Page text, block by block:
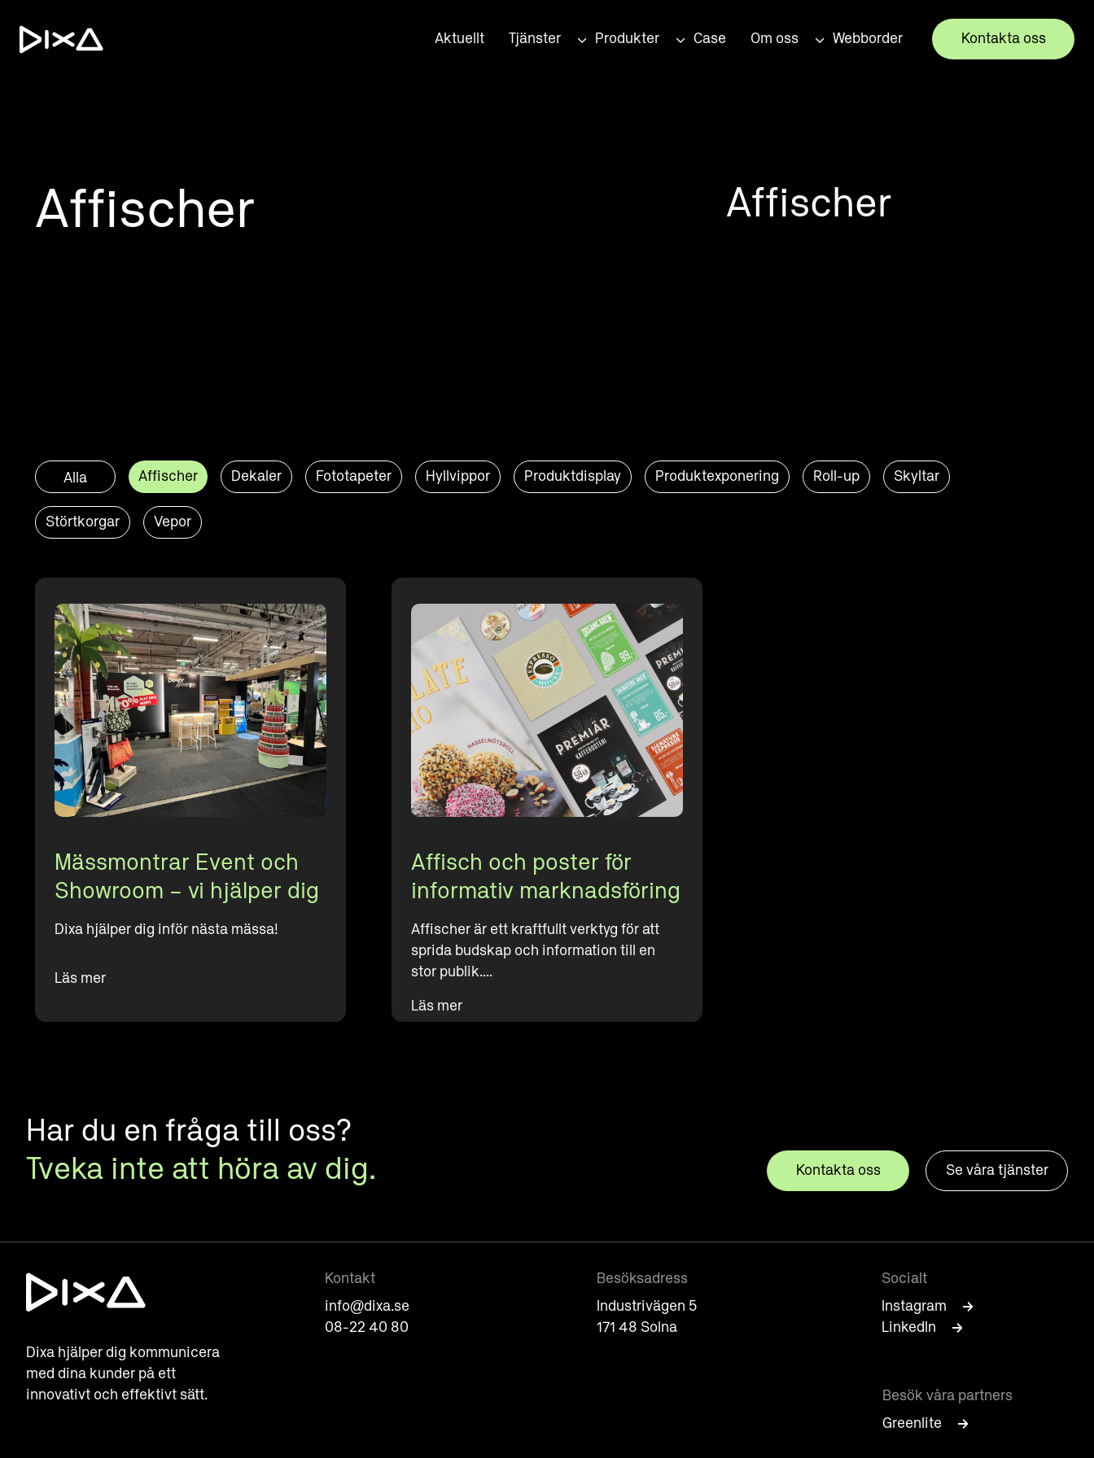
Aktuellt Tjänster Produkter Case Om oss Webborder Kontakta oss
Affischer Affischer
Alla Affischer Dekaler Fototapeter Hyllvippor Produktdisplay Produktexponering Roll-up Skyltar
Störtkorgar Vepor
Mässmontrar Event och
Showroom – vi hjälper dig
Dixa hjälper dig inför nästa mässa!
Läs mer
Affisch och poster för
informativ marknadsföring
Affischer är ett kraftfullt verktyg för att
sprida budskap och information till en
stor publik....
Läs mer
Har du en fråga till oss?
Tveka inte att höra av dig.
Kontakta oss Se våra tjänster
Dixa hjälper dig kommunicera
med dina kunder på ett
innovativt och effektivt sätt.
Kontakt
info@dixa.se
08-22 40 80
Besöksadress
Industrivägen 5
171 48 Solna
Socialt
Instagram
LinkedIn
Besök våra partners
Greenlite